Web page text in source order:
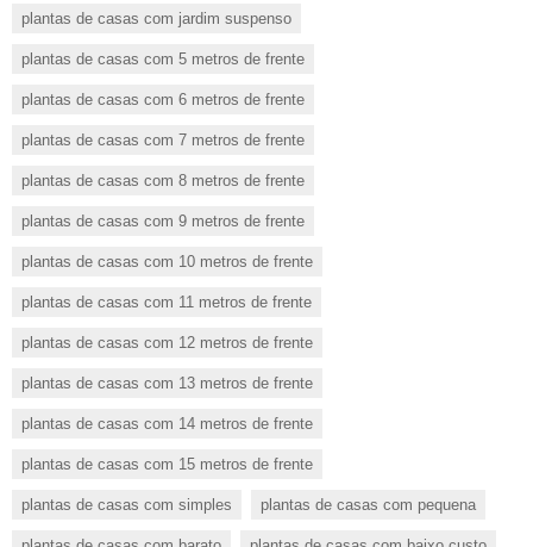
plantas de casas com jardim suspenso
plantas de casas com 5 metros de frente
plantas de casas com 6 metros de frente
plantas de casas com 7 metros de frente
plantas de casas com 8 metros de frente
plantas de casas com 9 metros de frente
plantas de casas com 10 metros de frente
plantas de casas com 11 metros de frente
plantas de casas com 12 metros de frente
plantas de casas com 13 metros de frente
plantas de casas com 14 metros de frente
plantas de casas com 15 metros de frente
plantas de casas com simples plantas de casas com pequena